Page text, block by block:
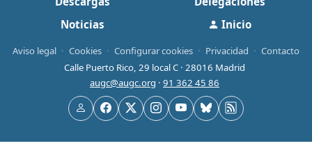
Noticias
Inicio
Aviso legal · Cookies · Configurar cookies · Privacidad · Contacto
Calle Puerto Rico, 29 local C · 28016 Madrid
augc@augc.org · 91 362 45 86
UsuarioFacebook
X Instagram
YouTube
Bluesky
RSS